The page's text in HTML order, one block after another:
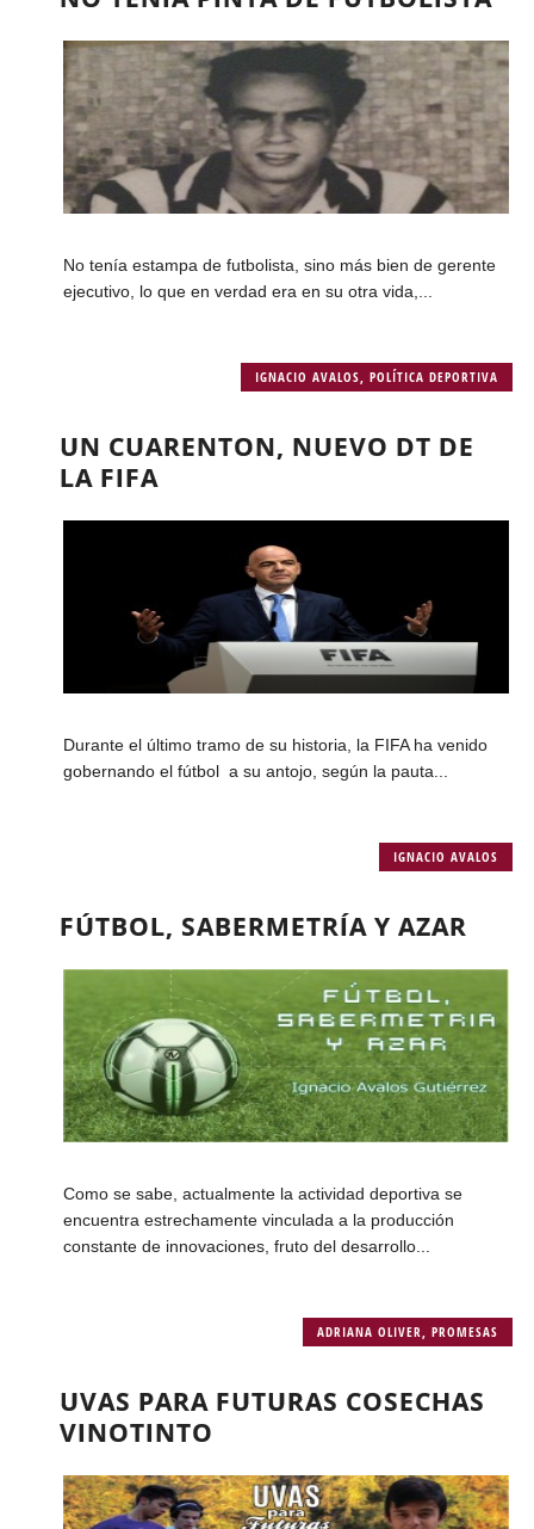
No tenía estampa de futbolista, sino más bien de gerente
ejecutivo, lo que en verdad era en su otra vida,...
IGNACIO AVALOS,POLÍTICA DEPORTIVA
UN CUARENTON, NUEVO DT DE
LA FIFA
Durante el último tramo de su historia, la FIFA ha venido
gobernando el fútbol a su antojo, según la pauta...
IGNACIO AVALOS
FÚTBOL, SABERMETRÍA Y AZAR
Como se sabe, actualmente la actividad deportiva se
encuentra estrechamente vinculada a la producción
constante de innovaciones, fruto del desarrollo...
ADRIANA OLIVER,PROMESAS
UVAS PARA FUTURAS COSECHAS
VINOTINTO